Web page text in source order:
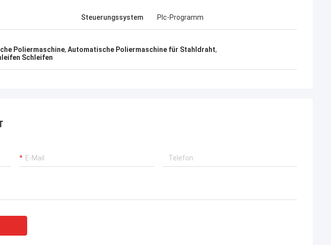
Steuerungssystem Plc-Programm
Poliermaschine, Automatische Poliermaschine für Stahldraht,
Schleifen